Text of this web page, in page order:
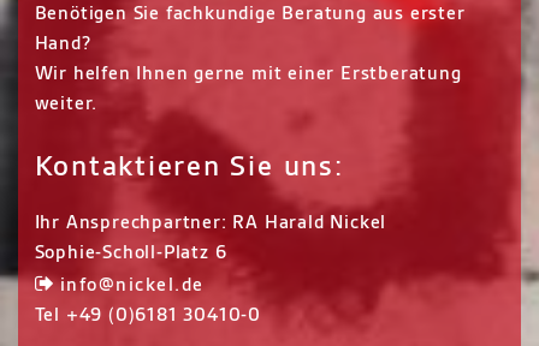
Benötigen Sie fachkundige Beratung aus erster
Hand?
Wir helfen Ihnen gerne mit einer Erstberatung
weiter.
Kontaktieren Sie uns:
Ihr Ansprechpartner: RA Harald Nickel
Sophie-Scholl-Platz 6
info@nickel.de
Tel +49 (0)6181 30410-0